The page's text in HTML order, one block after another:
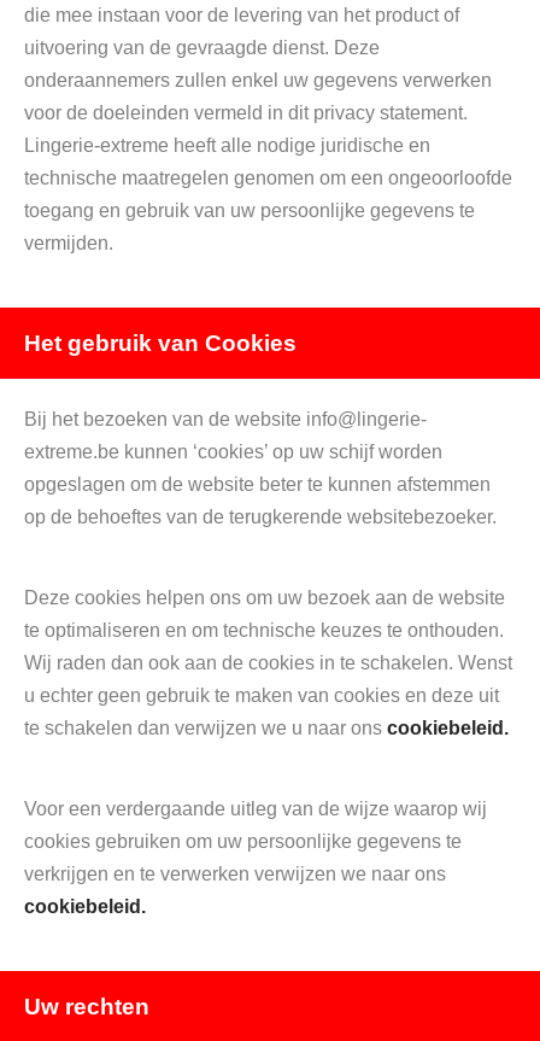
die mee instaan voor de levering van het product of
uitvoering van de gevraagde dienst. Deze
onderaannemers zullen enkel uw gegevens verwerken
voor de doeleinden vermeld in dit privacy statement.
Lingerie-extreme heeft alle nodige juridische en
technische maatregelen genomen om een ongeoorloofde
toegang en gebruik van uw persoonlijke gegevens te
vermijden.
Het gebruik van Cookies
Bij het bezoeken van de website info@lingerie-
extreme.be kunnen ‘cookies’ op uw schijf worden
opgeslagen om de website beter te kunnen afstemmen
op de behoeftes van de terugkerende websitebezoeker.
Deze cookies helpen ons om uw bezoek aan de website
te optimaliseren en om technische keuzes te onthouden.
Wij raden dan ook aan de cookies in te schakelen. Wenst
u echter geen gebruik te maken van cookies en deze uit
te schakelen dan verwijzen we u naar ons cookiebeleid.
Voor een verdergaande uitleg van de wijze waarop wij
cookies gebruiken om uw persoonlijke gegevens te
verkrijgen en te verwerken verwijzen we naar ons
cookiebeleid.
Uw rechten